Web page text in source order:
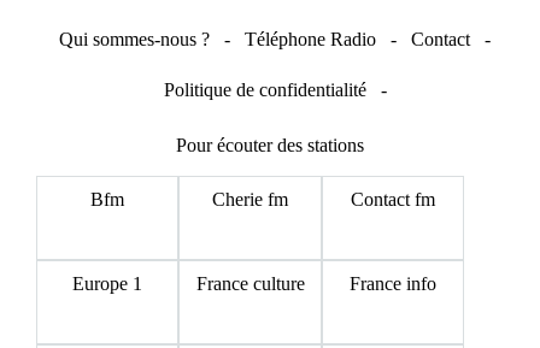
Qui sommes-nous ? - Téléphone Radio - Contact -
Politique de confidentialité -
Pour écouter des stations
Bfm Cherie fm Contact fm
Europe 1 France culture France info